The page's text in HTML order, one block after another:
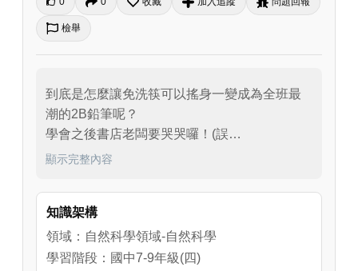
檢舉
到底是怎麼讓免洗筷可以搖身一變成為全班最
潮的2B鉛筆呢？
學會之後書店老闆要哭哭囉！(誤
還不趕快看嚴８教大家如何化腐朽為神奇吧！
顯示完整內容
知識架構
領域：自然科學領域-自然科學
學習階段：國中7-9年級(四)